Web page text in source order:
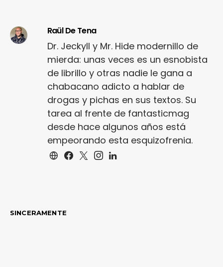
Raül De Tena
Dr. Jeckyll y Mr. Hide modernillo de
mierda: unas veces es un esnobista
de librillo y otras nadie le gana a
chabacano adicto a hablar de
drogas y pichas en sus textos. Su
tarea al frente de fantasticmag
desde hace algunos años está
empeorando esta esquizofrenia.
SINCERAMENTE